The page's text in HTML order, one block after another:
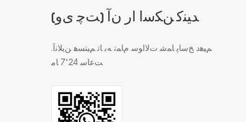
(ﺖﭼ ﯼﻭ) ﺪﯿﻨﮐ ﻦﮑﺳﺍ ﺍﺭ ﻥﺁ
.ﻢﯿﻫﺩ ﺦﺳﺎﭘ ﺎﻤﺷ ﺕﻻ ﺍﻮﺳ ﻡﺎﻤﺗ ﻪﺑ ﺎﺗ ﻢﯿﺘﺴﻫ ﻦﯾﻼ ﻧﺁ
ﺖﻋﺎﺳ 24*7 ﺎﻣ